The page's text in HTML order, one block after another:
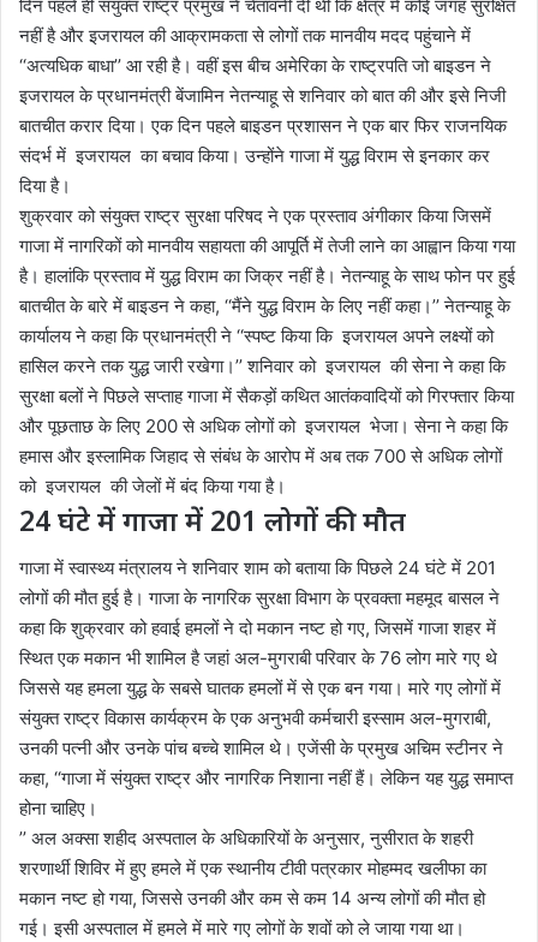
दिन पहले ही संयुक्त राष्ट्र प्रमुख ने चेतावनी दी थी कि क्षेत्र में कोई जगह सुरक्षित
नहीं है और इजरायल की आक्रामकता से लोगों तक मानवीय मदद पहुंचाने में
‘‘अत्यधिक बाधा’’ आ रही है। वहीं इस बीच अमेरिका के राष्ट्रपति जो बाइडन ने
इजरायल के प्रधानमंत्री बेंजामिन नेतन्याहू से शनिवार को बात की और इसे निजी
बातचीत करार दिया। एक दिन पहले बाइडन प्रशासन ने एक बार फिर राजनयिक
संदर्भ में इजरायल का बचाव किया। उन्होंने गाजा में युद्ध विराम से इनकार कर
दिया है।
शुक्रवार को संयुक्त राष्ट्र सुरक्षा परिषद ने एक प्रस्ताव अंगीकार किया जिसमें
गाजा में नागरिकों को मानवीय सहायता की आपूर्ति में तेजी लाने का आह्वान किया गया
है। हालांकि प्रस्ताव में युद्ध विराम का जिक्र नहीं है। नेतन्याहू के साथ फोन पर हुई
बातचीत के बारे में बाइडन ने कहा, ‘‘मैंने युद्ध विराम के लिए नहीं कहा।’’ नेतन्याहू के
कार्यालय ने कहा कि प्रधानमंत्री ने ‘‘स्पष्ट किया कि इजरायल अपने लक्ष्यों को
हासिल करने तक युद्ध जारी रखेगा।’’ शनिवार को इजरायल की सेना ने कहा कि
सुरक्षा बलों ने पिछले सप्ताह गाजा में सैकड़ों कथित आतंकवादियों को गिरफ्तार किया
और पूछताछ के लिए 200 से अधिक लोगों को इजरायल भेजा। सेना ने कहा कि
हमास और इस्लामिक जिहाद से संबंध के आरोप में अब तक 700 से अधिक लोगों
को इजरायल की जेलों में बंद किया गया है।
24 घंटे में गाजा में 201 लोगों की मौत
गाजा में स्वास्थ्य मंत्रालय ने शनिवार शाम को बताया कि पिछले 24 घंटे में 201
लोगों की मौत हुई है। गाजा के नागरिक सुरक्षा विभाग के प्रवक्ता महमूद बासल ने
कहा कि शुक्रवार को हवाई हमलों ने दो मकान नष्ट हो गए, जिसमें गाजा शहर में
स्थित एक मकान भी शामिल है जहां अल-मुगराबी परिवार के 76 लोग मारे गए थे
जिससे यह हमला युद्ध के सबसे घातक हमलों में से एक बन गया। मारे गए लोगों में
संयुक्त राष्ट्र विकास कार्यक्रम के एक अनुभवी कर्मचारी इस्साम अल-मुगराबी,
उनकी पत्नी और उनके पांच बच्चे शामिल थे। एजेंसी के प्रमुख अचिम स्टीनर ने
कहा, ‘‘गाजा में संयुक्त राष्ट्र और नागरिक निशाना नहीं हैं। लेकिन यह युद्ध समाप्त
होना चाहिए।
’’ अल अक्सा शहीद अस्पताल के अधिकारियों के अनुसार, नुसीरात के शहरी
शरणार्थी शिविर में हुए हमले में एक स्थानीय टीवी पत्रकार मोहम्मद खलीफा का
मकान नष्ट हो गया, जिससे उनकी और कम से कम 14 अन्य लोगों की मौत हो
गई। इसी अस्पताल में हमले में मारे गए लोगों के शवों को ले जाया गया था।